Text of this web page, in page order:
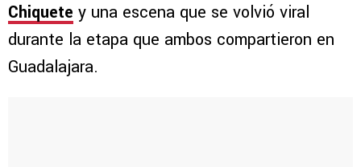
Chiquete y una escena que se volvió viral
durante la etapa que ambos compartieron en
Guadalajara.